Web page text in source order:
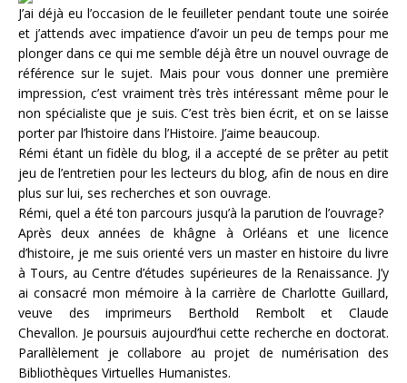
J’ai déjà eu l’occasion de le feuilleter pendant toute une soirée
et j’attends avec impatience d’avoir un peu de temps pour me
plonger dans ce qui me semble déjà être un nouvel ouvrage de
référence sur le sujet. Mais pour vous donner une première
impression, c’est vraiment très très intéressant même pour le
non spécialiste que je suis. C’est très bien écrit, et on se laisse
porter par l’histoire dans l’Histoire. J’aime beaucoup.
Rémi étant un fidèle du blog, il a accepté de se prêter au petit
jeu de l’entretien pour les lecteurs du blog, afin de nous en dire
plus sur lui, ses recherches et son ouvrage.
Rémi, quel a été ton parcours jusqu’à la parution de l’ouvrage?
Après deux années de khâgne à Orléans et une licence
d’histoire, je me suis orienté vers un master en histoire du livre
à Tours, au Centre d’études supérieures de la Renaissance. J’y
ai consacré mon mémoire à la carrière de Charlotte Guillard,
veuve des imprimeurs Berthold Rembolt et Claude
Chevallon. Je poursuis aujourd’hui cette recherche en doctorat.
Parallèlement je collabore au projet de numérisation des
Bibliothèques Virtuelles Humanistes.